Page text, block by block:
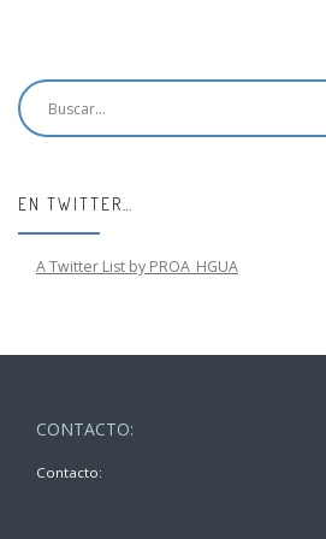
EN TWITTER…
A Twitter List by PROA_HGUA
CONTACTO:
Contacto: